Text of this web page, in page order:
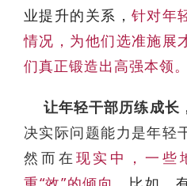
业提升的关系， 针对年
情况，为他们选准施展
们真正锻造出高强本领。
让年轻干部历练成长
决实际问题能力是年轻
然而在 现实中，一些